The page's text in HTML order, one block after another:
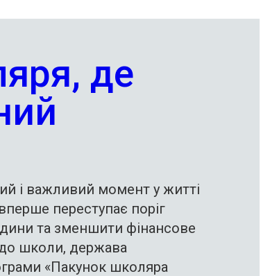
де
і важливий момент у житті
переступає поріг
та зменшити фінансове
школи, держава
«Пакунок школяра